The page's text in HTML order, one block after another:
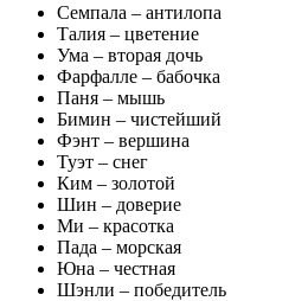
Семпала – антилопа
Талия – цветение
Ума – вторая дочь
Фарфалле – бабочка
Паня – мышь
Бимин – чистейший
Фэнт – вершина
Туэт – снег
Ким – золотой
Шин – доверие
Ми – красотка
Пада – морская
Юна – честная
Шэнли – победитель